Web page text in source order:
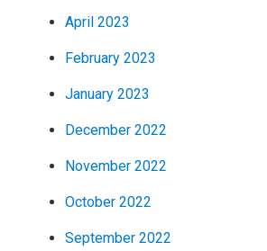
April 2023
February 2023
January 2023
December 2022
November 2022
October 2022
September 2022